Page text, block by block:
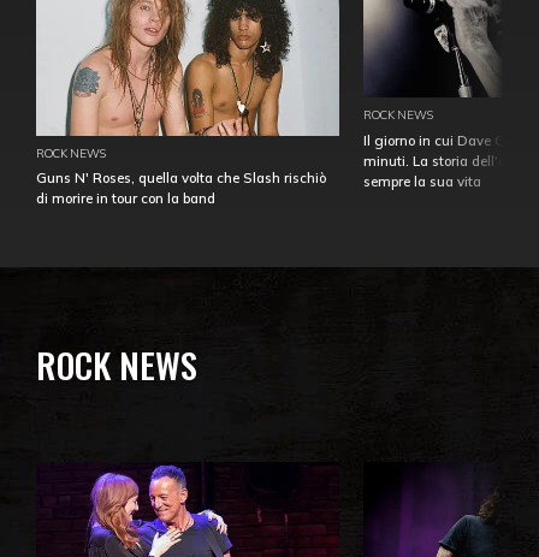
ROCK NEWS
Guns N' Roses, quella volta che Slash rischiò
di morire in tour con la band
ROCK NEWS
Il giorno in cui Dave
minuti. La storia
sempre la sua vita
ROCK NEWS